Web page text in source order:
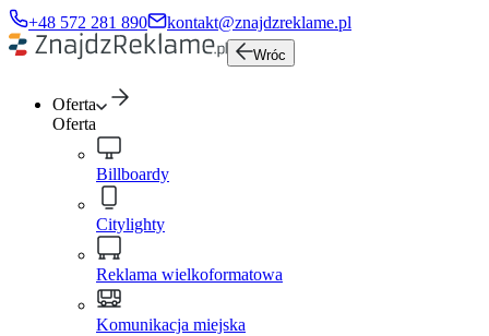
+48 572 281 890 kontakt@znajdzreklame.pl
Wróc
Oferta
Oferta
Billboardy
Citylighty
Reklama wielkoformatowa
Komunikacja miejska